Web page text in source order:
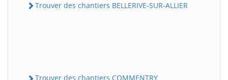
Trouver des chantiers BELLERIVE-SUR-ALLIER
Trouver des chantiers COMMENTRY